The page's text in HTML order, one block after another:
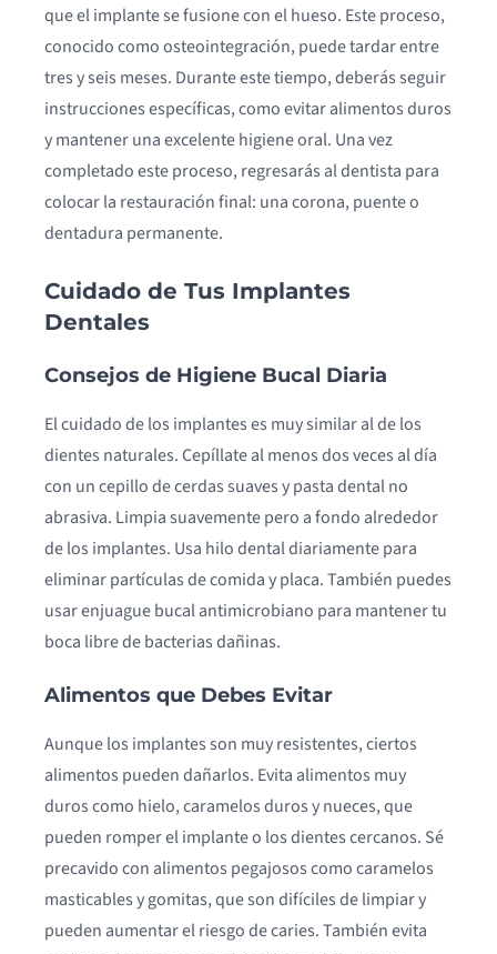
que el implante se fusione con el hueso. Este proceso,
conocido como osteointegración, puede tardar entre
tres y seis meses. Durante este tiempo, deberás seguir
instrucciones específicas, como evitar alimentos duros
y mantener una excelente higiene oral. Una vez
completado este proceso, regresarás al dentista para
colocar la restauración final: una corona, puente o
dentadura permanente.
Cuidado de Tus Implantes
Dentales
Consejos de Higiene Bucal Diaria
El cuidado de los implantes es muy similar al de los
dientes naturales. Cepíllate al menos dos veces al día
con un cepillo de cerdas suaves y pasta dental no
abrasiva. Limpia suavemente pero a fondo alrededor
de los implantes. Usa hilo dental diariamente para
eliminar partículas de comida y placa. También puedes
usar enjuague bucal antimicrobiano para mantener tu
boca libre de bacterias dañinas.
Alimentos que Debes Evitar
Aunque los implantes son muy resistentes, ciertos
alimentos pueden dañarlos. Evita alimentos muy
duros como hielo, caramelos duros y nueces, que
pueden romper el implante o los dientes cercanos. Sé
precavido con alimentos pegajosos como caramelos
masticables y gomitas, que son difíciles de limpiar y
pueden aumentar el riesgo de caries. También evita